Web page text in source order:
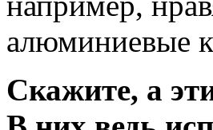
алюминиевые
Скажите, а